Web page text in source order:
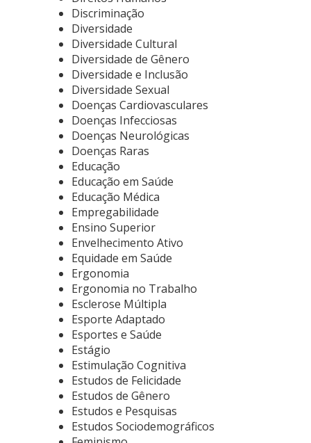
Discriminação
Diversidade
Diversidade Cultural
Diversidade de Gênero
Diversidade e Inclusão
Diversidade Sexual
Doenças Cardiovasculares
Doenças Infecciosas
Doenças Neurológicas
Doenças Raras
Educação
Educação em Saúde
Educação Médica
Empregabilidade
Ensino Superior
Envelhecimento Ativo
Equidade em Saúde
Ergonomia
Ergonomia no Trabalho
Esclerose Múltipla
Esporte Adaptado
Esportes e Saúde
Estágio
Estimulação Cognitiva
Estudos de Felicidade
Estudos de Gênero
Estudos e Pesquisas
Estudos Sociodemográficos